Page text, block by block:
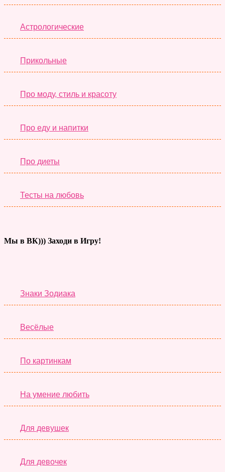
Астрологические
Прикольные
Про моду, стиль и красоту
Про еду и напитки
Про диеты
Тесты на любовь
Мы в ВК))) Заходи в Игру!
Знаки Зодиака
Весёлые
По картинкам
На умение любить
Для девушек
Для девочек